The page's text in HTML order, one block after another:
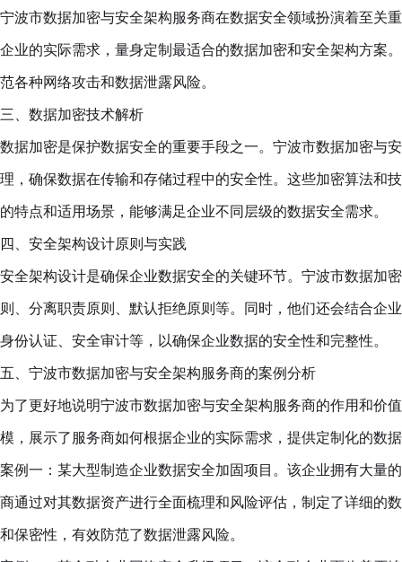
宁波市数据加密与安全架构服务商在数据安全领域扮演着至关
企业的实际需求，量身定制最适合的数据加密和安全架构方案
范各种网络攻击和数据泄露风险。
三、数据加密技术解析
数据加密是保护数据安全的重要手段之一。宁波市数据加密与
理，确保数据在传输和存储过程中的安全性。这些加密算法和
的特点和适用场景，能够满足企业不同层级的数据安全需求。
四、安全架构设计原则与实践
安全架构设计是确保企业数据安全的关键环节。宁波市数据加
则、分离职责原则、默认拒绝原则等。同时，他们还会结合企
身份认证、安全审计等，以确保企业数据的安全性和完整性。
五、宁波市数据加密与安全架构服务商的案例分析
为了更好地说明宁波市数据加密与安全架构服务商的作用和价
模，展示了服务商如何根据企业的实际需求，提供定制化的数
案例一：某大型制造企业数据安全加固项目。该企业拥有大量
商通过对其数据资产进行全面梳理和风险评估，制定了详细的
和保密性，有效防范了数据泄露风险。